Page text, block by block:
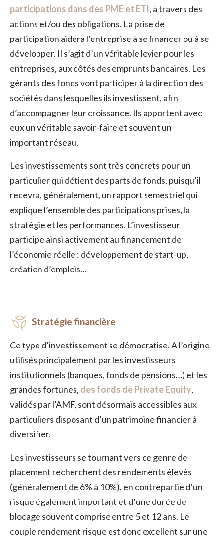
participations dans des PME et ETI, à travers des
actions et/ou des obligations. La prise de
participation aidera l’entreprise à se financer ou à se
développer. Il s’agit d’un véritable levier pour les
entreprises, aux côtés des emprunts bancaires. Les
gérants des fonds vont participer à la direction des
sociétés dans lesquelles ils investissent, afin
d’accompagner leur croissance. Ils apportent avec
eux un véritable savoir-faire et souvent un
important réseau.
Les investissements sont très concrets pour un
particulier qui détient des parts de fonds, puisqu’il
recevra, généralement, un rapport semestriel qui
explique l’ensemble des participations prises, la
stratégie et les performances. L’investisseur
participe ainsi activement au financement de
l’économie réelle : développement de start-up,
création d’emplois…
Stratégie financière
Ce type d’investissement se démocratise. A l’origine
utilisés principalement par les investisseurs
institutionnels (banques, fonds de pensions…) et les
grandes fortunes, des fonds de Private Equity,
validés par l’AMF, sont désormais accessibles aux
particuliers disposant d’un patrimoine financier à
diversifier.
Les investisseurs se tournant vers ce genre de
placement recherchent des rendements élevés
(généralement de 6% à 10%), en contrepartie d’un
risque également important et d’une durée de
blocage souvent comprise entre 5 et 12 ans. Le
couple rendement risque est donc excellent sur une